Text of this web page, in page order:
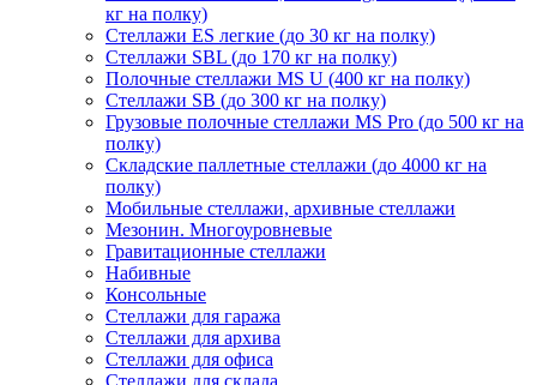
кг на полку)
Стеллажи ES легкие (до 30 кг на полку)
Стеллажи SBL (до 170 кг на полку)
Полочные стеллажи MS U (400 кг на полку)
Стеллажи SB (до 300 кг на полку)
Грузовые полочные стеллажи MS Pro (до 500 кг на
полку)
Складские паллетные стеллажи (до 4000 кг на
полку)
Мобильные стеллажи, архивные стеллажи
Мезонин. Многоуровневые
Гравитационные стеллажи
Набивные
Консольные
Стеллажи для гаража
Стеллажи для архива
Стеллажи для офиса
Стеллажи для склада